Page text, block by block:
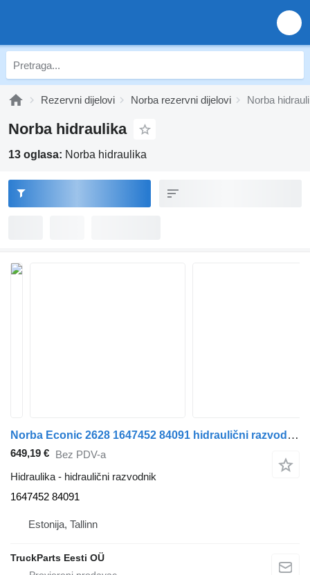
Rezervni dijelovi Norba rezervni dijelovi Norba
Norba hidraulika
13 oglasa: Norba hidraulika
Norba Econic 2628 1647452 84091 hidraulični razvodnik za Mercedes-Benz Econic (1998-2014) kamiona
649,19 € Bez PDV-a
Hidraulika - hidraulični razvodnik
1647452 84091
Estonija, Tallinn
TruckParts Eesti OÜ